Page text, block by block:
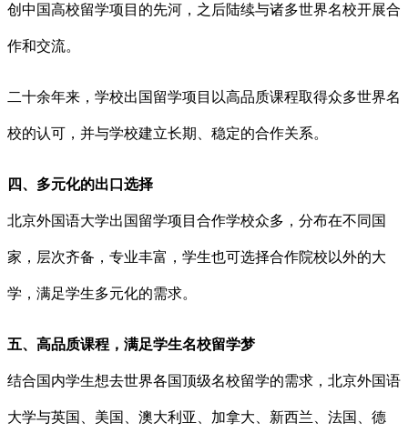
创中国高校留学项目的先河，之后陆续与诸多世界名校开展合
作和交流。
二十余年来，学校出国留学项目以高品质课程取得众多世界名
校的认可，并与学校建立长期、稳定的合作关系。
四、多元化的出口选择
北京外国语大学出国留学项目合作学校众多，分布在不同国
家，层次齐备，专业丰富，学生也可选择合作院校以外的大
学，满足学生多元化的需求。
五、高品质课程，满足学生名校留学梦
结合国内学生想去世界各国顶级名校留学的需求，北京外国语
大学与英国、美国、澳大利亚、加拿大、新西兰、法国、德